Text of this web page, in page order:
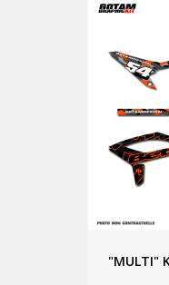
"MULTI"